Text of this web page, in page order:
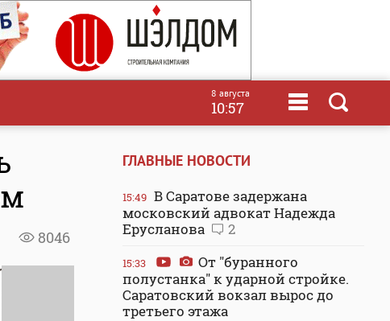
8 августа
10:57
8046
ГЛАВНЫЕ НОВОСТИ
15:49 В Саратове задержана
московский адвокат Надежда
Ерусланова
2
15:33
От "буранного
полустанка" к ударной стройке.
Саратовский вокзал вырос до
третьего этажа